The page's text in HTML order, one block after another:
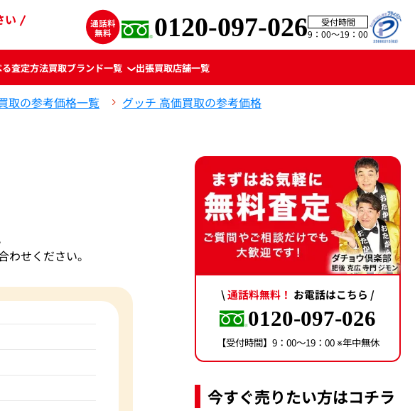
い 0120-097-026
受付時間
9：00〜19：00
査定方法買取ブランド一覧 出張買取店舗一覧
取の参考価格一覧
グッチ 高価買取の参考価格
せください。
\通話料無料！ お電話はこちら /
0120-097-026
【受付時間】9：00〜19：00 ※年中無休
今すぐ売りたい方はコチラ